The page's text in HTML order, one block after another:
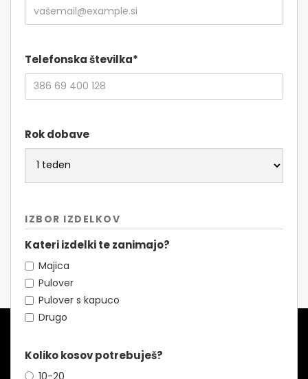
Telefonska številka*
Rok dobave
IZBOR IZDELKOV
Kateri izdelki te zanimajo?
Majica
Pulover
Pulover s kapuco
Drugo
Koliko kosov potrebuješ?
10-20